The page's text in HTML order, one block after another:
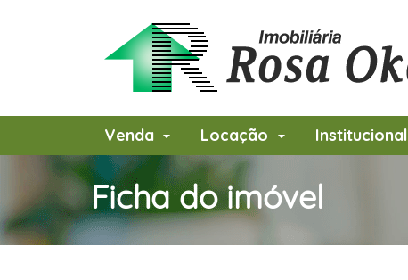
Venda Locação Institucional
Ficha do imóvel